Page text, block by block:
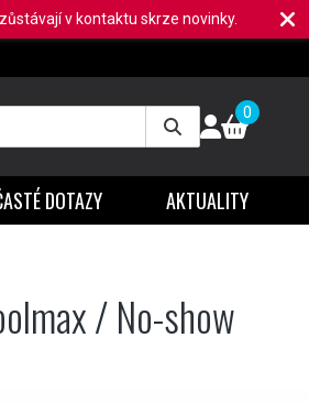
0
DOTAZY AKTUALITY
/ No-show
v kontaktu skrze novinky.